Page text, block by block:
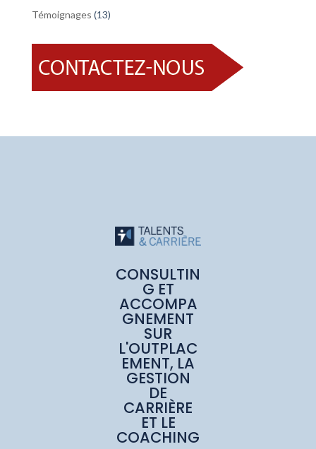
Témoignages (13)
CONSULTIN
G ET
ACCOMPA
GNEMENT
SUR
L'OUTPLAC
EMENT, LA
GESTION
DE
CARRIÈRE
ET LE
COACHING